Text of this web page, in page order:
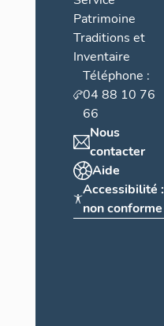
Patrimoine
Traditions et
Inventaire
Téléphone :
04 88 10 76
66
Nous
contacter
Aide
Accessibilité :
non conforme